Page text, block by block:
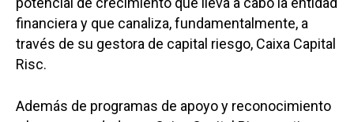
financiera y que canaliza, fundamentalmente, a
través de su gestora de capital riesgo, Caixa Capital
Risc.
Además de programas de apoyo y reconocimiento
Castilla-La
Ciudad Real
Economía